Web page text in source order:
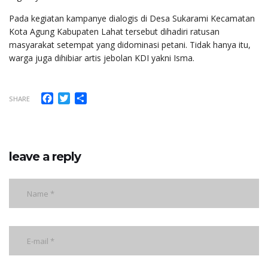
Pada kegiatan kampanye dialogis di Desa Sukarami Kecamatan
Kota Agung Kabupaten Lahat tersebut dihadiri ratusan
masyarakat setempat yang didominasi petani. Tidak hanya itu,
warga juga dihibiar artis jebolan KDI yakni Isma.
SHARE Facebook
Twitter
leave a reply